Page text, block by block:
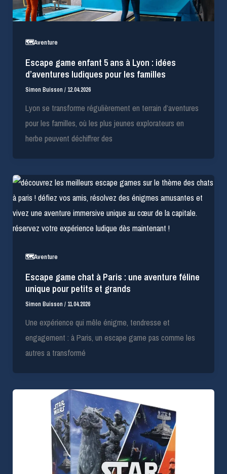
🗺️Aventure
Escape game enfant 5 ans à Lyon : idées
d’aventures ludiques pour les familles
Simon Buisson / 12.04.2026
Lyon se transforme régulièrement en terrain d’aventures
pour les familles, où les plus jeunes explorateurs en
herbe peuvent déchiffrer des
🗺️Aventure
Escape game chat à Paris : une aventure féline
unique pour petits et grands
Simon Buisson / 11.04.2026
Une expérience qui mêle énigme, tendresse et
engagement : à Paris, un escape game pas comme les
autres a transformé